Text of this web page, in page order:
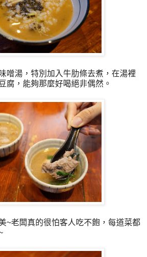
噌湯，特別加入牛肋條去煮，在湯裡
腐，能夠那麼好喝絕非偶然。
~老闆真的很怕客人吃不飽，每道菜都